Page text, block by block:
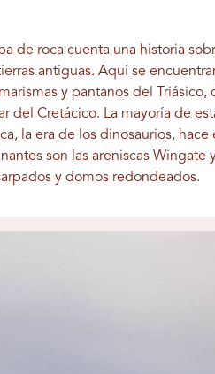
de roca cuenta una historia
antiguas. Aquí se
y pantanos del Triásico,
del Cretácico. La mayoría de
la era de los dinosaurios, hace
son las areniscas Wingate
y domos redondeados.